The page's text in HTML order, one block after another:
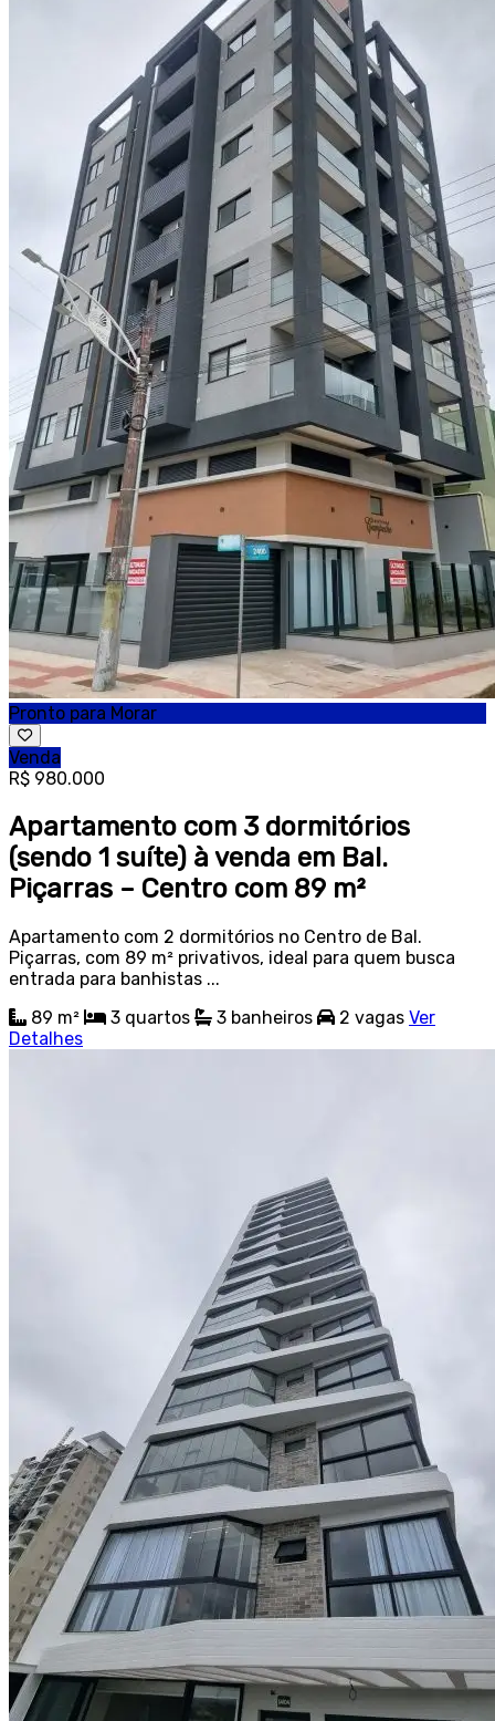
Pronto para Morar
Venda
R$ 980.000
Apartamento com 3 dormitórios
(sendo 1 suíte) à venda em Bal.
Piçarras – Centro com 89 m²
Apartamento com 2 dormitórios no Centro de Bal.
Piçarras, com 89 m² privativos, ideal para quem busca
entrada para banhistas ...
89 m²
3 quartos 3 banheiros 2 vagas Ver
Detalhes